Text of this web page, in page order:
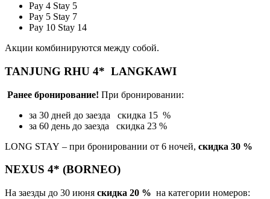
Pay 4 Stay 5
Pay 5 Stay 7
Pay 10 Stay 14
Акции комбинируются между собой.
TANJUNG RHU 4* LANGKAWI
Ранее бронирование! При бронировании:
за 30 дней до заезда скидка 15 %
за 60 день до заезда скидка 23 %
LONG STAY – при бронировании от 6 ночей, скидка 30 %
NEXUS 4* (BORNEO)
На заезды до 30 июня скидка 20 % на категории номеров: